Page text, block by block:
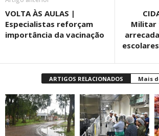
VOLTA ÀS AULAS |
Especialistas reforçam
importância da vacinação
Militar
ARTIGOS RELACIONADOS Mais